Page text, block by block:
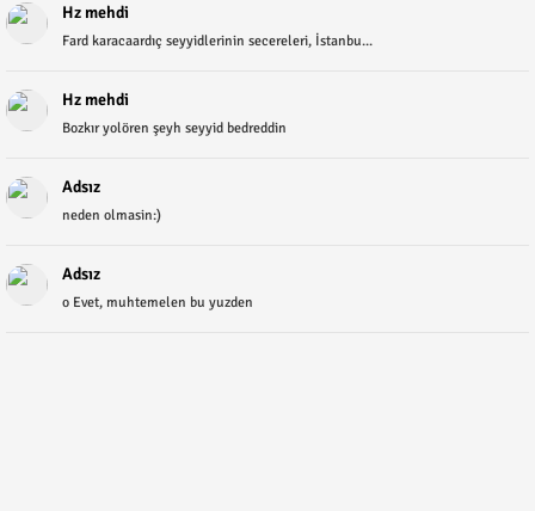
Hz mehdi
Fard karacaardıç seyyidlerinin secereleri, İstanbu...
Hz mehdi
Bozkır yolören şeyh seyyid bedreddin
Adsız
neden olmasin:)
Adsız
o Evet, muhtemelen bu yuzden